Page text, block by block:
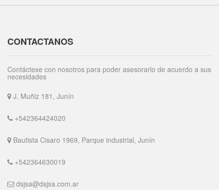
CONTACTANOS
Contáctese con nosotros para poder asesorarlo de acuerdo a sus
necesidades
J. Muñiz 181, Junín
+542364424020
Bautista Cisaro 1969, Parque industrial, Junín
+542364630019
dsjsa@dsjsa.com.ar